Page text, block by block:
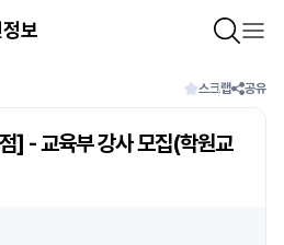
보
스크랩 공유
] - 교육부 강사 모집(학원교